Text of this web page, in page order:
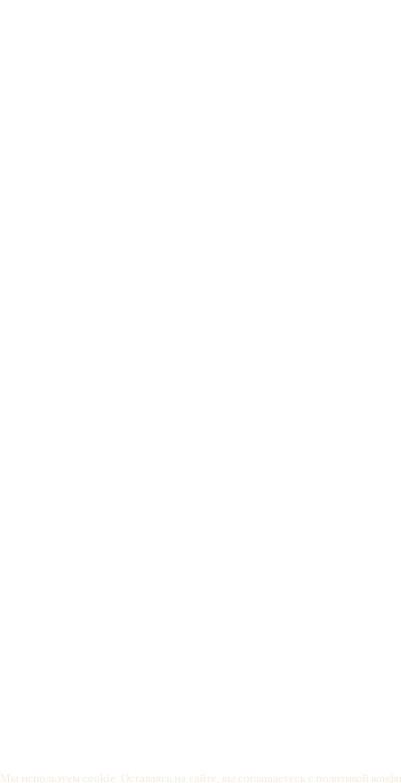
Мы используем cookie. Оставаясь на сайте, вы соглашаетесь с политикой